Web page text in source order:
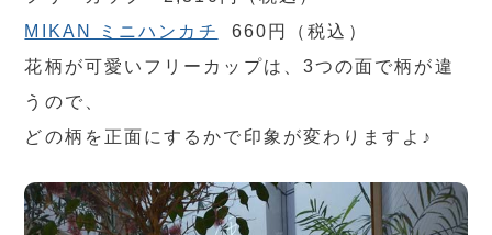
MIKAN ミニハンカチ
660円（税込）
花柄が可愛いフリーカップは、3つの面で柄が違
うので、
どの柄を正面にするかで印象が変わりますよ♪